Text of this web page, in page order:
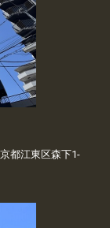
都江東区森下1-